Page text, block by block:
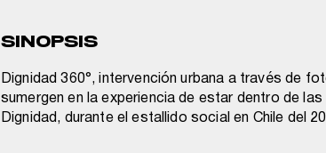
SINOPSIS
Dignidad 360°, intervención urbana a través de
sumergen en la experiencia de estar dentro de
Dignidad, durante el estallido social en Chile del